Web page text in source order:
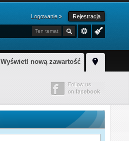
Logowanie » Rejestracja
Ten temat
Wyświetl nową zawartość